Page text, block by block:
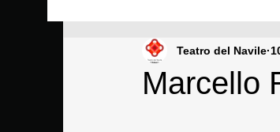
Spazio Arte Lucio
Marcello
Teatro del Navile